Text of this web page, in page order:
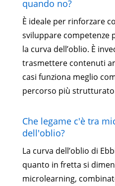
quando no?
È ideale per rinforzare
sviluppare competenze
la curva dell’oblio. È
trasmettere contenuti
casi funziona meglio
percorso più
Che legame c'è tra
dell'oblio?
La curva dell’oblio di
quanto in fretta si
microlearning,